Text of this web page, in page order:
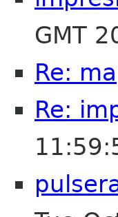
GMT
Re:
Re: